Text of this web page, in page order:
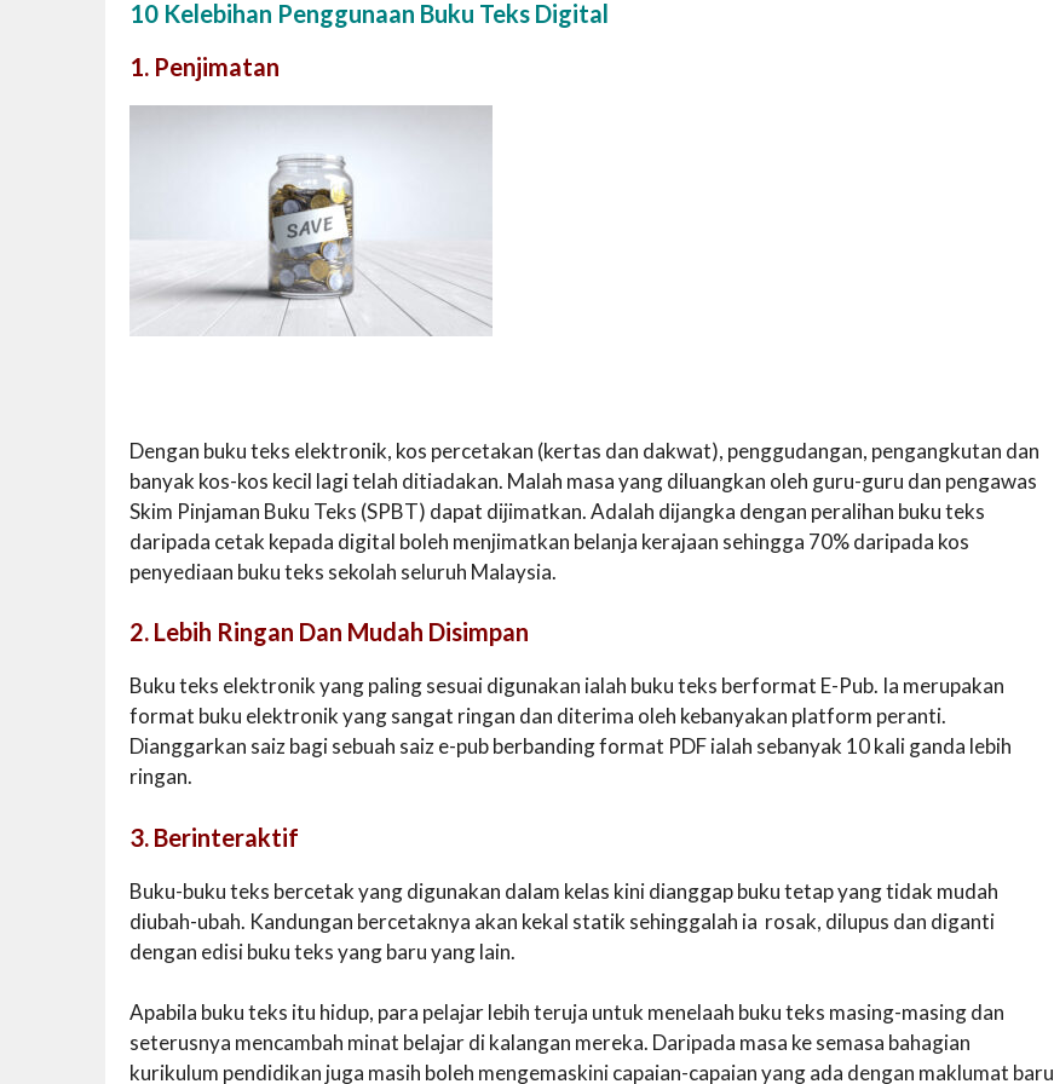
10 Kelebihan Penggunaan Buku Teks Digital
1. Penjimatan
Dengan buku teks elektronik, kos percetakan (kertas dan dakwat), penggudangan, pengangkutan dan
banyak kos-kos kecil lagi telah ditiadakan. Malah masa yang diluangkan oleh guru-guru dan pengawas
Skim Pinjaman Buku Teks (SPBT) dapat dijimatkan. Adalah dijangka dengan peralihan buku teks
daripada cetak kepada digital boleh menjimatkan belanja kerajaan sehingga 70% daripada kos
penyediaan buku teks sekolah seluruh Malaysia.
2. Lebih Ringan Dan Mudah Disimpan
Buku teks elektronik yang paling sesuai digunakan ialah buku teks berformat E-Pub. Ia merupakan
format buku elektronik yang sangat ringan dan diterima oleh kebanyakan platform peranti.
Dianggarkan saiz bagi sebuah saiz e-pub berbanding format PDF ialah sebanyak 10 kali ganda lebih
ringan.
3. Berinteraktif
Buku-buku teks bercetak yang digunakan dalam kelas kini dianggap buku tetap yang tidak mudah
diubah-ubah. Kandungan bercetaknya akan kekal statik sehinggalah ia rosak, dilupus dan diganti
dengan edisi buku teks yang baru yang lain.
Apabila buku teks itu hidup, para pelajar lebih teruja untuk menelaah buku teks masing-masing dan
seterusnya mencambah minat belajar di kalangan mereka. Daripada masa ke semasa bahagian
kurikulum pendidikan juga masih boleh mengemaskini capaian-capaian yang ada dengan maklumat baru